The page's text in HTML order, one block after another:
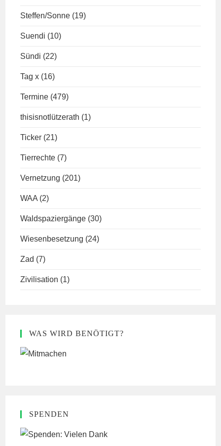
Steffen/Sonne (19)
Suendi (10)
Sündi (22)
Tag x (16)
Termine (479)
thisisnotlützerath (1)
Ticker (21)
Tierrechte (7)
Vernetzung (201)
WAA (2)
Waldspaziergänge (30)
Wiesenbesetzung (24)
Zad (7)
Zivilisation (1)
WAS WIRD BENÖTIGT?
SPENDEN